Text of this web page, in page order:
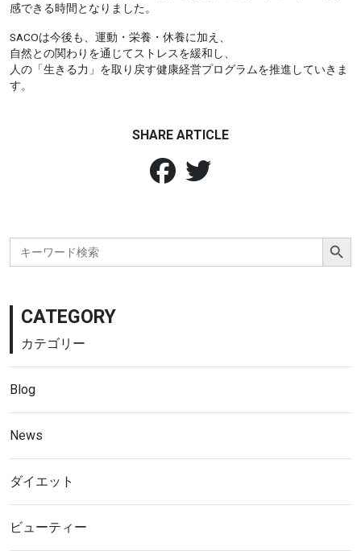
感できる時間となりました。
SACOは今後も、運動・栄養・休養に加え、
自然との関わりを通じてストレスを緩和し、
人の「生きる力」を取り戻す健康経営プログラムを推進していきま
す。
SHARE ARTICLE
Search
for:
Search Button
CATEGORY
カテゴリー
Blog
News
ダイエット
ビューティー